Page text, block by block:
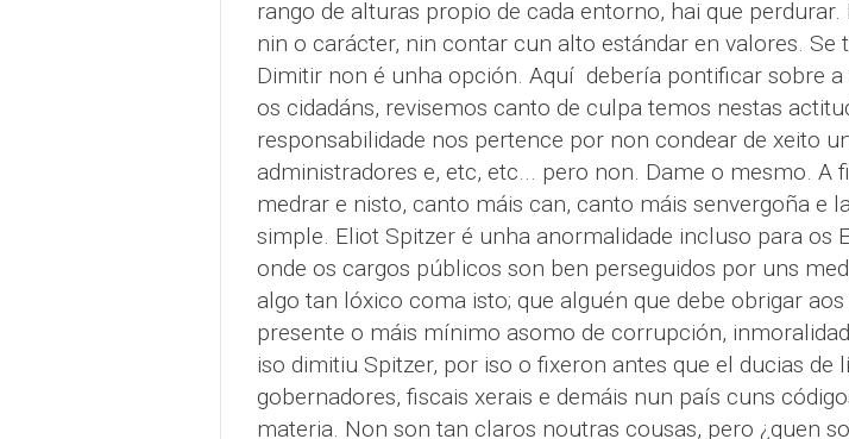
rango de alturas propio de cada entorno, hai que
nin o carácter, nin contar cun alto estándar en valores. Se
Dimitir non é unha opción. Aquí debería pontificar sobre a
os cidadáns, revisemos canto de culpa temos nestas
responsabilidade nos pertence por non condear de xeito
administradores e, etc, etc... pero non. Dame o mesmo. A
medrar e nisto, canto máis can, canto máis senvergoña e
simple. Eliot Spitzer é unha anormalidade incluso para os
onde os cargos públicos son ben perseguidos por uns
algo tan lóxico coma isto; que alguén que debe obrigar
presente o máis mínimo asomo de corrupción,
iso dimitiu Spitzer, por iso o fixeron antes que el ducias de
gobernadores, fiscais xerais e demáis nun país cuns
materia. Non son tan claros noutras cousas, pero ¿quen